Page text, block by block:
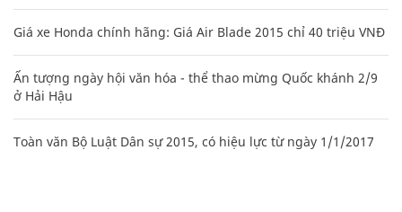
Giá xe Honda chính hãng: Giá Air Blade 2015 chỉ 40 triệu VNĐ
Ấn tượng ngày hội văn hóa - thể thao mừng Quốc khánh 2/9
ở Hải Hậu
Toàn văn Bộ Luật Dân sự 2015, có hiệu lực từ ngày 1/1/2017